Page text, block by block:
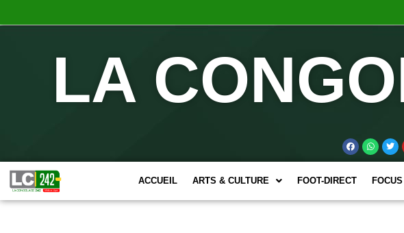
LA
ACCUEIL ARTS & CULTURE FOOT-DIRECT FOCUS